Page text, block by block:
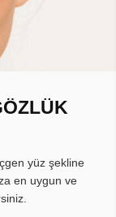
yüz şekline
en uygun ve